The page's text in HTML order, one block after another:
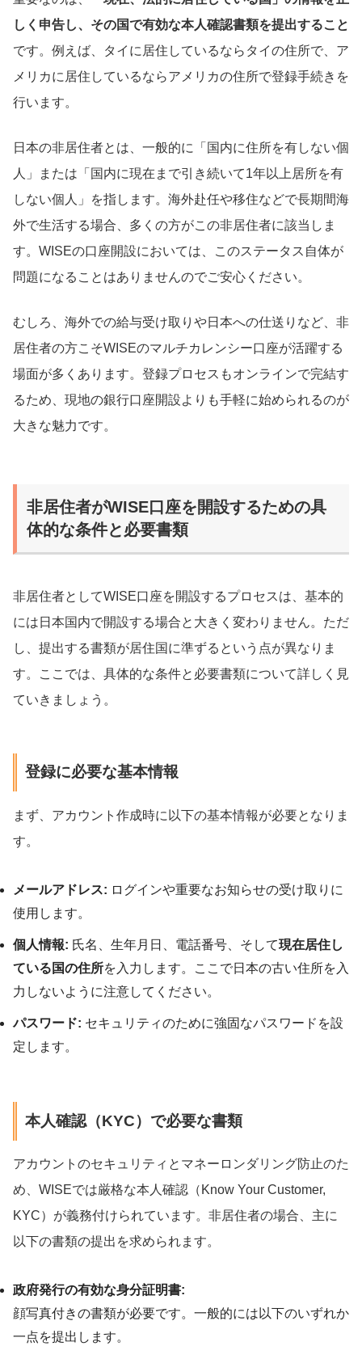
しく申告し、その国で有効な本人確認書類を提出すること
です。例えば、タイに居住しているならタイの住所で、ア
メリカに居住しているならアメリカの住所で登録手続きを
行います。
日本の非居住者とは、一般的に「国内に住所を有しない個
人」または「国内に現在まで引き続いて1年以上居所を有
しない個人」を指します。海外赴任や移住などで長期間海
外で生活する場合、多くの方がこの非居住者に該当しま
す。WISEの口座開設においては、このステータス自体が
問題になることはありませんのでご安心ください。
むしろ、海外での給与受け取りや日本への仕送りなど、非
居住者の方こそWISEのマルチカレンシー口座が活躍する
場面が多くあります。登録プロセスもオンラインで完結す
るため、現地の銀行口座開設よりも手軽に始められるのが
大きな魅力です。
非居住者がWISE口座を開設するための具
体的な条件と必要書類
非居住者としてWISE口座を開設するプロセスは、基本的
には日本国内で開設する場合と大きく変わりません。ただ
し、提出する書類が居住国に準ずるという点が異なりま
す。ここでは、具体的な条件と必要書類について詳しく見
ていきましょう。
登録に必要な基本情報
まず、アカウント作成時に以下の基本情報が必要となりま
す。
メールアドレス: ログインや重要なお知らせの受け取りに
使用します。
個人情報: 氏名、生年月日、電話番号、そして現在居住し
ている国の住所を入力します。ここで日本の古い住所を入
力しないように注意してください。
パスワード: セキュリティのために強固なパスワードを設
定します。
本人確認（KYC）で必要な書類
アカウントのセキュリティとマネーロンダリング防止のた
め、WISEでは厳格な本人確認（Know Your Customer,
KYC）が義務付けられています。非居住者の場合、主に
以下の書類の提出を求められます。
政府発行の有効な身分証明書:
顔写真付きの書類が必要です。一般的には以下のいずれか
一点を提出します。